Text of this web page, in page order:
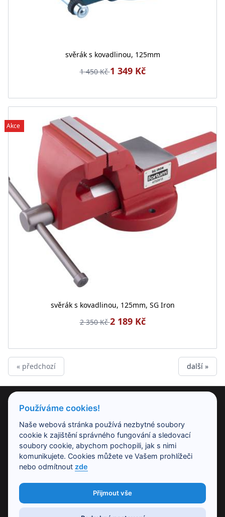
svěrák s kovadlinou, 125mm
1 450 Kč1 349 Kč
Akce
svěrák s kovadlinou, 125mm, SG Iron
2 350 Kč2 189 Kč
« předchozí další »
PRODUKTY
NAŠE SPOLEČNOST
PRACOVNÍ DOBA
Používáme cookies!
Naše webová stránka používá nezbytné soubory
cookie k zajištění správného fungování a sledovací
soubory cookie, abychom pochopili, jak s nimi
komunikujete. Cookies můžete ve Vašem prohlížeči
nebo odmítnout zde
Přijmout vše